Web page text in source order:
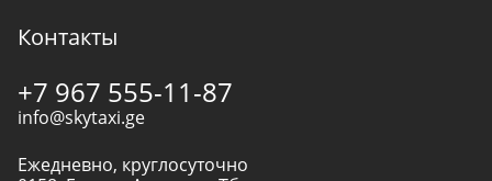
Контакты
+7 967 555-11-87
info@skytaxi.ge
Ежедневно, круглосуточно